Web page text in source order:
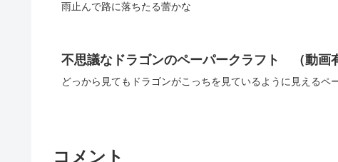
雨止んで路に落ちたる蕾かな
不思議なドラゴンのペーパークラフト （動画
どっから見てもドラゴンがこっちを見ているように見えるペ
コメント